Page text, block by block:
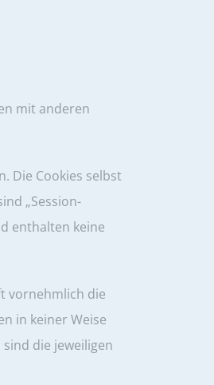
mit anderen
Die Cookies selbst
„Session-
enthalten keine
vornehmlich die
in keiner Weise
die jeweiligen